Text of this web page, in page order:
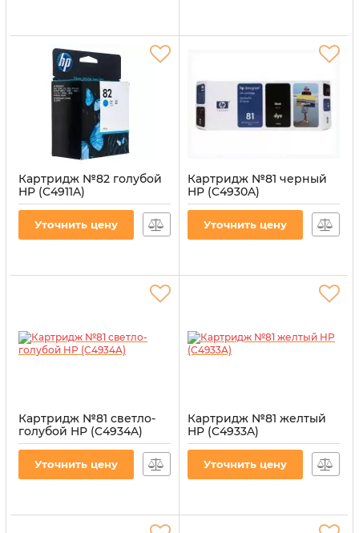
Картридж №82 голубой
HP (C4911A)
Артикул:CI-HP-C4911A-CY
Уточнить цену
Картридж №81 черный
HP (C4930A)
Артикул:CI-HP-C4930A-BL
Уточнить цену
Картридж №81 светло-
голубой HP (C4934A)
Артикул:CI-HP-C4934A-LCY
Уточнить цену
Картридж №81 желтый
HP (C4933A)
Артикул:CI-HP-C4933A-Y
Уточнить цену